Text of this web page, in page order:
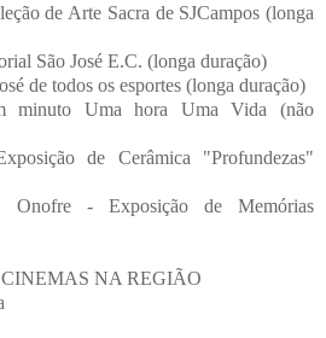
de Arte Sacra de SJCampos (longa
São José E.C. (longa duração)
de todos os esportes (longa duração)
minuto Uma hora Uma Vida (não
de Cerâmica "Profundezas"
Onofre - Exposição de Memórias
NA REGIÃO